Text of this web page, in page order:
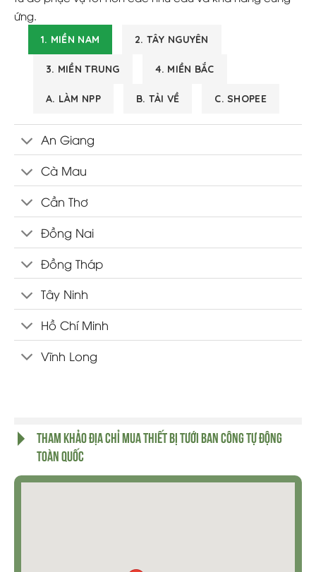
ứng.
1. MIỀN NAM 2. TÂY NGUYÊN
3. MIỀN TRUNG 4. MIỀN BẮC
A. LÀM NPP B. TẢI VỀ C. SHOPEE
An Giang
Cà Mau
Cần Thơ
Đồng Nai
Đồng Tháp
Tây Ninh
Hồ Chí Minh
Vĩnh Long
THAM KHẢO ĐỊA CHỈ MUA THIẾT BỊ TƯỚI BAN CÔNG TỰ ĐỘNG
TOÀN QUỐC